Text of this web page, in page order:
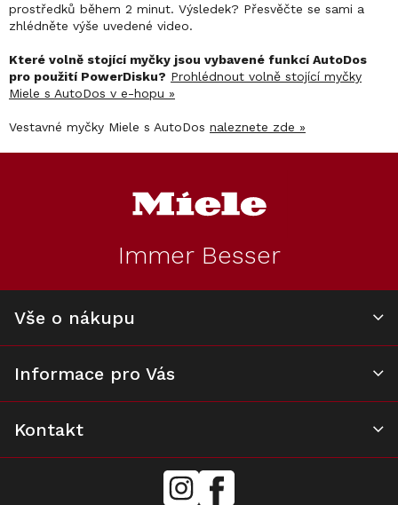
prostředků během 2 minut. Výsledek? Přesvěčte se sami a
zhlédněte výše uvedené video.
Které volně stojící myčky jsou vybavené funkcí AutoDos
pro použití PowerDisku? Prohlédnout volně stojící myčky
Miele s AutoDos v e-hopu »
Vestavné myčky Miele s AutoDos naleznete zde »
Immer Besser
Vše o nákupu
Informace pro Vás
Kontakt
mielecentervlasek
Miele
Center